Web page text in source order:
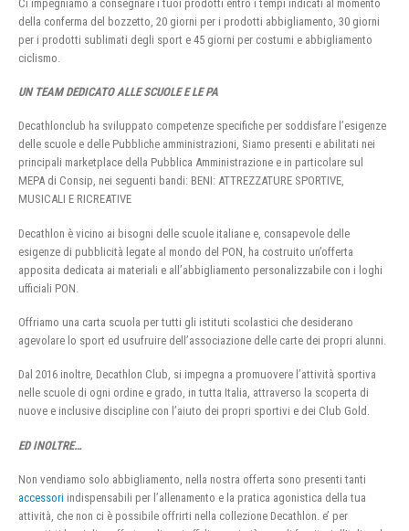
Ci impegniamo a consegnare i tuoi prodotti entro i tempi indicati al momento
della conferma del bozzetto, 20 giorni per i prodotti abbigliamento, 30 giorni
per i prodotti sublimati degli sport e 45 giorni per costumi e abbigliamento
ciclismo.
UN TEAM DEDICATO ALLE SCUOLE E LE PA
Decathlonclub ha sviluppato competenze specifiche per soddisfare l’esigenze
delle scuole e delle Pubbliche amministrazioni, Siamo presenti e abilitati nei
principali marketplace della Pubblica Amministrazione e in particolare sul
MEPA di Consip, nei seguenti bandi: BENI: ATTREZZATURE SPORTIVE,
MUSICALI E RICREATIVE
Decathlon è vicino ai bisogni delle scuole italiane e, consapevole delle
esigenze di pubblicità legate al mondo del PON, ha costruito un’offerta
apposita dedicata ai materiali e all’abbigliamento personalizzabile con i loghi
ufficiali PON.
Offriamo una carta scuola per tutti gli istituti scolastici che desiderano
agevolare lo sport ed usufruire dell’associazione delle carte dei propri alunni.
Dal 2016 inoltre, Decathlon Club, si impegna a promuovere l’attività sportiva
nelle scuole di ogni ordine e grado, in tutta Italia, attraverso la scoperta di
nuove e inclusive discipline con l’aiuto dei propri sportivi e dei Club Gold.
ED INOLTRE…
Non vendiamo solo abbigliamento, nella nostra offerta sono presenti tanti
accessori indispensabili per l’allenamento e la pratica agonistica della tua
attività, che non ci è possibile offrirti nella collezione Decathlon. e’ per